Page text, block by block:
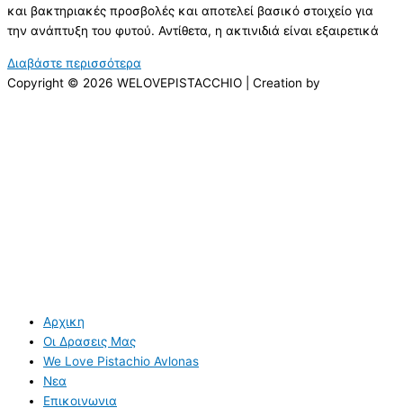
και βακτηριακές προσβολές και αποτελεί βασικό στοιχείο για
την ανάπτυξη του φυτού. Αντίθετα, η ακτινιδιά είναι εξαιρετικά
Διαβάστε περισσότερα
Copyright © 2026 WELOVEPISTACCHIO | Creation by
Αρχικη
Οι Δρασεις Μας
We Love Pistachio Avlonas
Νεα
Επικοινωνια